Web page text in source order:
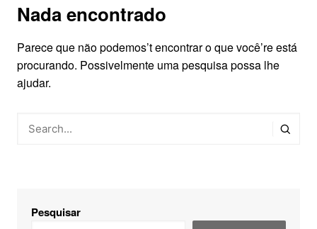
Nada encontrado
Parece que não podemos’t encontrar o que você’re está
procurando. Possivelmente uma pesquisa possa lhe
ajudar.
Pesquisar